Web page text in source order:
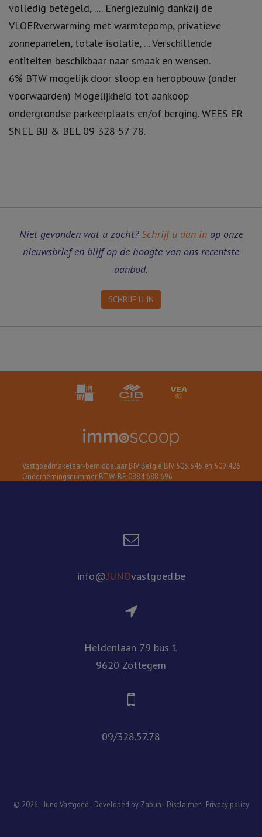
volledig betegeld, .... Energiezuinig dankzij de
VLOERverwarming met warmtepomp, privatieve
zonnepanelen, totale isolatie, ... Verschillende
entiteiten beschikbaar naar smaak en wensen.
6% BTW mogelijk door sloop en heropbouw (onder
voorwaarden) Mogelijkheid tot aankoop
ondergrondse parkeerplaats en/of berging. WEES ER
SNEL BIJ & BEL 09 328 57 78.
Niet gevonden wat u zocht?Schrijf u dan inop onze
nieuwsbrief en blijf op de hoogte van ons recentste
aanbod.
SCHRIJF U IN
Vastgoedmakelaar-bemiddelaar BIV België BIV 503.345 en 509.426
Ondernemingsnummer BTW-BE 0884 688 696
info@JUNOvastgoed.be
Heldenlaan 79 bus 1
9620 Zottegem
09/328.57.78
© 2026 - Juno Vastgoed - Developed by Zabun - Disclaimer- Privacy policy